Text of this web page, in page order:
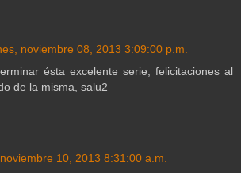
noviembre 08, 2013 3:09:00 p.m.
ésta excelente serie, felicitaciones al
de la misma, salu2
10, 2013 8:31:00 a.m.